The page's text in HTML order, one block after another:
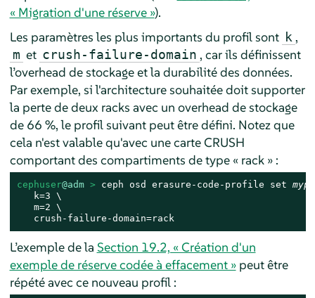
« Migration d'une réserve »).
Les paramètres les plus importants du profil sont k ,
m et crush-failure-domain , car ils définissent
l’overhead de stockage et la durabilité des données.
Par exemple, si l'architecture souhaitée doit supporter
la perte de deux racks avec un overhead de stockage
de 66 %, le profil suivant peut être défini. Notez que
cela n'est valable qu'avec une carte CRUSH
comportant des compartiments de type « rack » :
cephuser@adm > ceph osd erasure-code-profile set
   k=3 \
   m=2 \
   crush-failure-domain=rack
L’exemple de la Section 19.2, « Création d'un
exemple de réserve codée à effacement »peut être
répété avec ce nouveau profil :